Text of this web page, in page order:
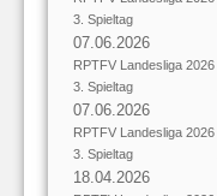
3. Spieltag
07.06.2026
RPTFV Landesliga 2026
3. Spieltag
07.06.2026
RPTFV Landesliga 2026
3. Spieltag
18.04.2026